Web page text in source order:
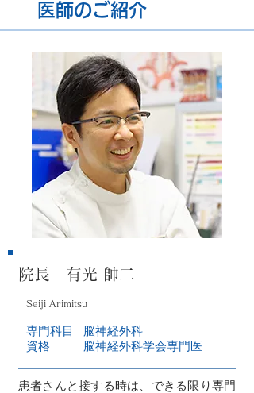
医師のご紹介
院長 有光 帥二
Seiji Arimitsu
専門科目
脳神経外科
資格
脳神経外科学会専門医
患者さんと接する時は、できる限り専門